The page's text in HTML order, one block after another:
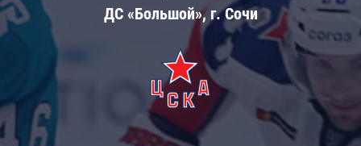
ДС «Большой», г. Сочи